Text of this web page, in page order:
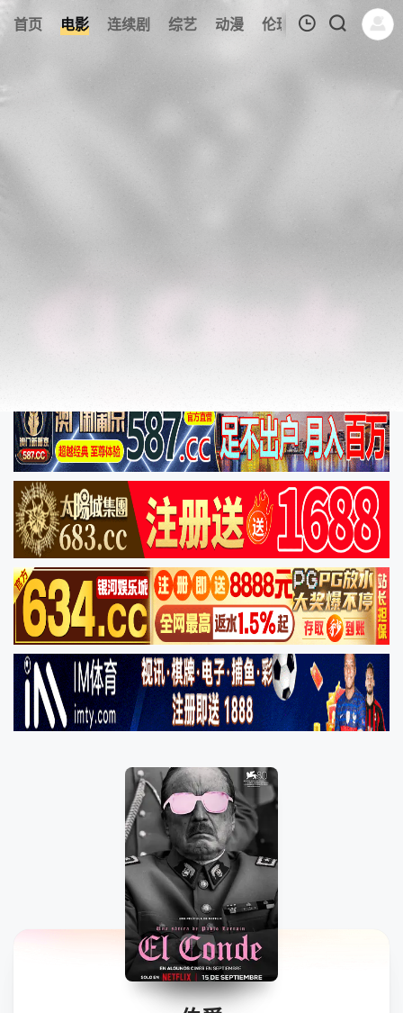
首页 电影 连续剧 综艺 动漫 伦理片 今日更新
158